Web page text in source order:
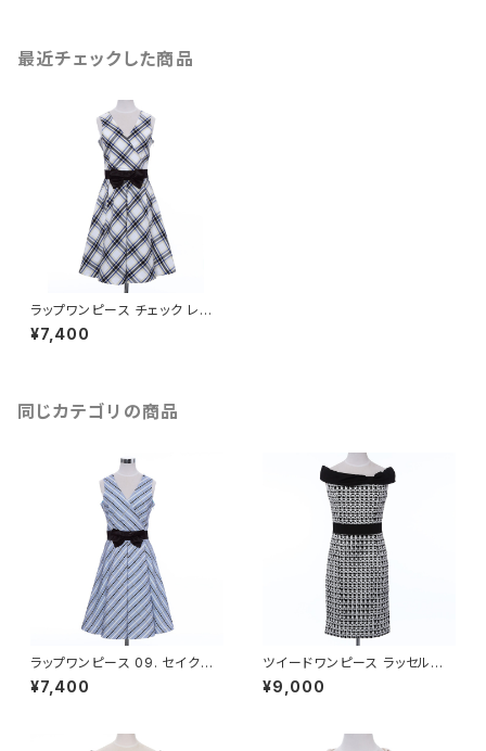
最近チェックした商品
ラップワンピース チェック レディ
ース S, Mサイズ - FORTUNA
Tokyo レンタル
¥7,400
同じカテゴリの商品
ラップワンピース 09. セイクレ
ッド レディース XS, Sサイズ - F
ORTUNA Tokyo レンタル
¥7,400
ツイードワンピース ラッセルニッ
ト レディース ブラック Sサイズ-
FORTUNA Tokyo レンタル
¥9,000